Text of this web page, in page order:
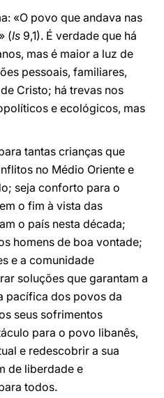
«O povo que andava nas
(Is 9,1). É verdade que há
mas é maior a luz de
pessoais, familiares,
Cristo; há trevas nos
e ecológicos, mas
tantas crianças que
no Médio Oriente e
seja conforto para o
o fim à vista das
o país nesta década;
homens de boa vontade;
e a comunidade
soluções que garantam a
pacífica dos povos da
seus sofrimentos
para o povo libanês,
e redescobrir a sua
de liberdade e
todos.